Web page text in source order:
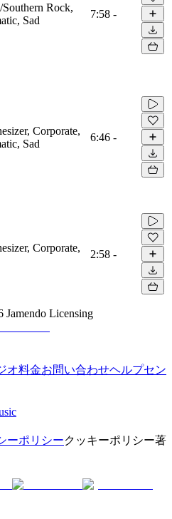
Rock,
Sad
7:58 -
Corporate,
Sad
6:46 -
Corporate,
2:58 -
Jamendo Licensing
オ料金お問い合わせヘルプセン
ーポリシークッキーポリシー著